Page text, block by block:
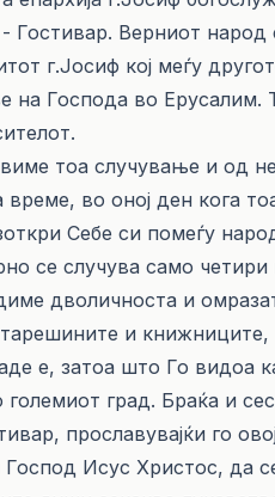
Верниот народ
г.Јосиф кој меѓу
на Господа во Ерусалим.
тоа случување и од
во оној ден кога
Себе си помеѓу
се случува само
дволичноста и
и
е, затоа што Го видоа
град. Браќа и
прославувајќи го
Исус Христос, да